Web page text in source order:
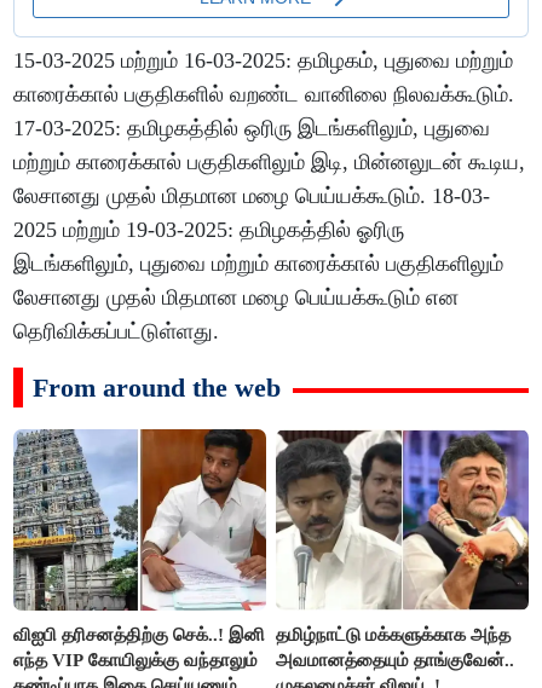
15-03-2025 மற்றும் 16-03-2025: தமிழகம், புதுவை மற்றும்
காரைக்கால் பகுதிகளில் வறண்ட வானிலை நிலவக்கூடும்.
17-03-2025: தமிழகத்தில் ஒரிரு இடங்களிலும், புதுவை
மற்றும் காரைக்கால் பகுதிகளிலும் இடி, மின்னலுடன் கூடிய,
லேசானது முதல் மிதமான மழை பெய்யக்கூடும். 18-03-
2025 மற்றும் 19-03-2025: தமிழகத்தில் ஓரிரு
இடங்களிலும், புதுவை மற்றும் காரைக்கால் பகுதிகளிலும்
லேசானது முதல் மிதமான மழை பெய்யக்கூடும் என
தெரிவிக்கப்பட்டுள்ளது.
From around the web
விஐபி தரிசனத்திற்கு செக்..! இனி
எந்த VIP கோயிலுக்கு வந்தாலும்
தமிழ்நாட்டு மக்களுக்காக அந்த
அவமானத்தையும் தாங்குவேன்..